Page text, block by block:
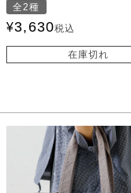
全2種
¥3,630税込
在庫切れ